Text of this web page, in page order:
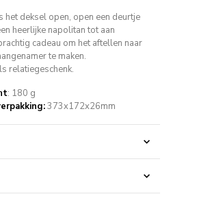
het deksel open, open een deurtje
heerlijke napolitan tot aan
cadeau om het aftellen naar
te maken.
relatiegeschenk.
: 180 g
373x172x26mm